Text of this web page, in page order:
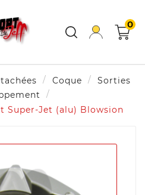
0
Coque
Sorties
Super-Jet (alu) Blowsion